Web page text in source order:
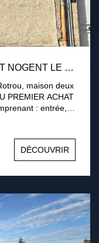
ENTRE LA FERTÉ-BERNARD ET NOGENT LE ROTROU, MAISON DEUX CHAMBRES
maison deux
PREMIER ACHAT
: entrée,
avec wc. Au
gaz de ville.
Tout à l'égout! Une visite s'impose !
DÉCOUVRIR